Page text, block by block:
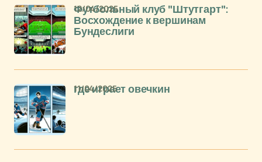
Футбольный клуб "Штутгарт":
Восхождение к вершинам
Бундеслиги
12/04/2025
где играет овечкин
11/04/2025